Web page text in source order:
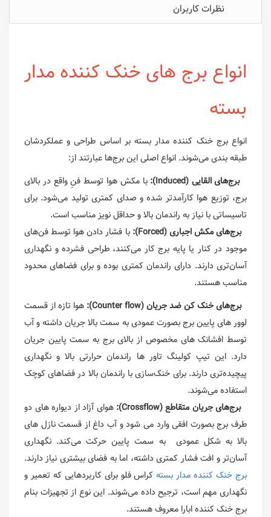
نظرات کاربران
انواع برج های خنک کننده مدار
بسته
انواع برج خنک کننده مدار بسته بر اساس طراحی و عملکردشان
طبقه بندی می‌شوند. انواع اصلی این برج‌ها عبارتند از:
برج‌های القایی (Induced):
با مکش هوا توسط فنِ واقع در بالای
برج، توزیع هوا کارآمدتر شده و صدای کمتری تولید می‌شود. برای
تاسیساتی با نیاز به راندمان بالا و حداقل نویز مناسب است.
برج‌های مکش اجباری (Forced):
با فشار دادن هوا توسط فن‌های
موجود در کنار یا پایه برج کار می‌کنند، طراحی فشرده و نگهداری
آسان‌تری دارند. دارای راندمان کمتری بوده و برای فضاهای محدود
مناسب هستند.
برج‌های خنک کن ضد جریان (Counter flow):
هوا تازه از قسمت
لوور های پایین برج بصورت عمودی به سمت بالا جریان داشته و آب
توسط افشانک های مخصوص از بالای برج به سمت پایین جریان
دارد. این تیپ کولینگ تاور ها راندمان حرارتی بالا و نگهداری
پیچیده‌تری دارند. برای خنک‌سازی با راندمان بالا در فضاهای کوچک
استفاده می‌شوند.
برج‌های جریان متقاطع (Crossflow):
هوای آزاد از دیواره های دو
طرف برج بصورت افقی وارد می شود و آب داغ از قسمت نازل های
بالا به شکل عمودی به سمت پایین حرکت می‌کند. نگهداری
آسان‌تر و افت فشار کمتری داشته، اما به فضای بیشتری نیاز دارند.
برج خنک کننده مدار بستهکراس فلو برای کاربردهایی که تعمیر و
نگهداری مهم است، ترجیح داده می‌شوند. این نوع از تجهیزات بنام
برج خنک کننده ابارا معروف هستند.